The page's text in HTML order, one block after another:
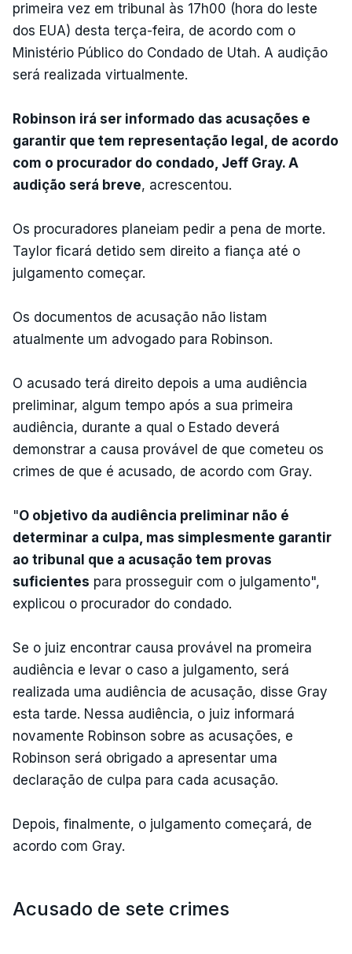
primeira vez em tribunal às 17h00 (hora do leste
dos EUA) desta terça-feira, de acordo com o
Ministério Público do Condado de Utah. A audição
será realizada virtualmente.
Robinson irá ser informado das acusações e
garantir que tem representação legal, de acordo
com o procurador do condado, Jeff Gray. A
audição será breve, acrescentou.
Os procuradores planeiam pedir a pena de morte.
Taylor ficará detido sem direito a fiança até o
julgamento começar.
Os documentos de acusação não listam
atualmente um advogado para Robinson.
O acusado terá direito depois a uma audiência
preliminar, algum tempo após a sua primeira
audiência, durante a qual o Estado deverá
demonstrar a causa provável de que cometeu os
crimes de que é acusado, de acordo com Gray.
"O objetivo da audiência preliminar não é
determinar a culpa, mas simplesmente garantir
ao tribunal que a acusação tem provas
suficientes para prosseguir com o julgamento",
explicou o procurador do condado.
Se o juiz encontrar causa provável na promeira
audiência e levar o caso a julgamento, será
realizada uma audiência de acusação, disse Gray
esta tarde. Nessa audiência, o juiz informará
novamente Robinson sobre as acusações, e
Robinson será obrigado a apresentar uma
declaração de culpa para cada acusação.
Depois, finalmente, o julgamento começará, de
acordo com Gray.
Acusado de sete crimes